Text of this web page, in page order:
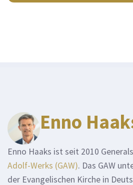
Enno
Enno Haaks ist seit 2010
Adolf-Werks (GAW). Das GAW
der Evangelischen Kirche in